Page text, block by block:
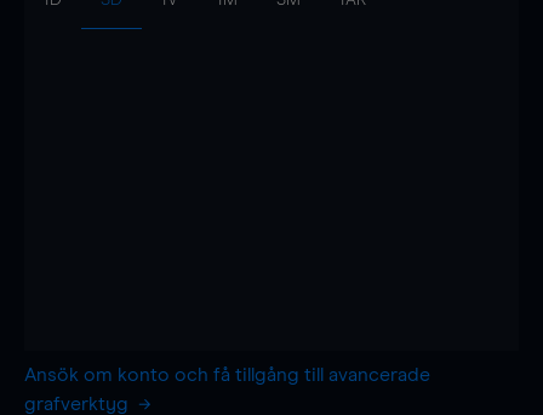
Ansök om konto och få tillgång till avancerade
grafverktyg